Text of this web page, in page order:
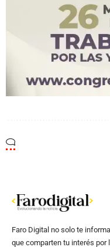
Faro Digital no solo te
que comparten tu interés por